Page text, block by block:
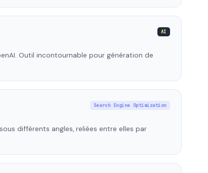
AI
Outil incontournable pour génération de
Search Engine Optimization
différents angles, reliées entre elles par